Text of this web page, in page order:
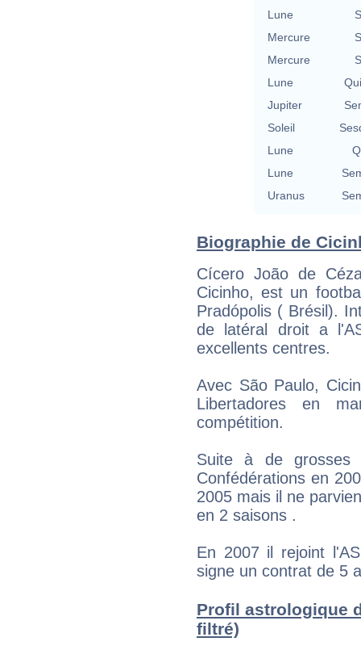
Lune
Mercure
Mercure
Lune
Jupiter
Soleil
Lune
Lune
Uranus
Biographie de
Cícero João de
Cicinho, est un
Pradópolis ( Brésil).
de latéral droit a
excellents centres.
Avec São Paulo,
Libertadores en
compétition.
Suite à de grosses
Confédérations en
2005 mais il ne
en 2 saisons .
En 2007 il rejoint
signe un contrat de 5
Profil astrologique
filtré)